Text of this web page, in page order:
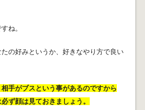
ね。
たの好みというか、好きなやり方で良い
手がブスという事があるのですから
ず顔は見ておきましょう。